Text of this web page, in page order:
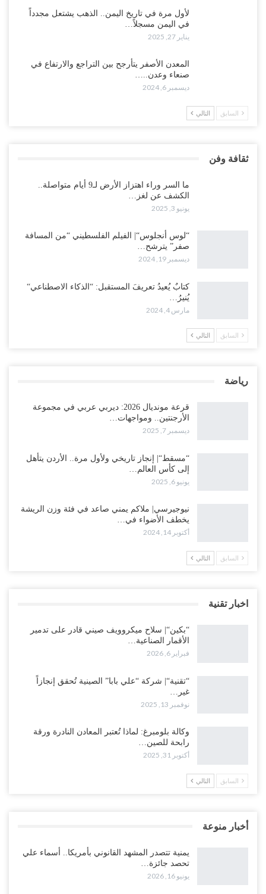
لأول مرة في تاريخ اليمن.. الذهب يشتعل مجدداً
في اليمن مسجلاً…
يناير 27, 2025
المعدن الأصفر يتأرجح بين التراجع والارتفاع في
صنعاء وعدن..…
ديسمبر 6, 2024
السابق التالي
ثقافة وفن
ما السر وراء اهتزاز الأرض لـ9 أيام متواصلة..
الكشف عن لغز…
يونيو 3, 2025
“لوس أنجلوس“| الفيلم الفلسطيني “من المسافة
صفر” يترشح…
ديسمبر 19, 2024
كتابٌ يُعيدُ تعريفَ المستقبل: “الذكاء الاصطناعي“
يُنيرُ…
مارس 4, 2024
السابق التالي
رياضة
قرعة مونديال 2026: ديربي عربي في مجموعة
الأرجنتين.. ومواجهات…
ديسمبر 7, 2025
“مسقط“| إنجاز تاريخي ولأول مرة.. الأردن يتأهل
إلى كأس العالم…
يونيو 6, 2025
نيوجيرسي| ملاكم يمني صاعد في فئة وزن الريشة
يخطف الأضواء في…
أكتوبر 14, 2024
السابق التالي
اخبار تقنية
“بكين“| سلاح ميكروويف صيني قادر على تدمير
الأقمار الصناعية…
فبراير 6, 2026
“تقنية“| شركة “علي بابا” الصينية تُحقق إنجازاً
غير…
نوفمبر 13, 2025
وكالة بلومبرغ: لماذا تُعتبر المعادن النادرة ورقة
رابحة للصين…
أكتوبر 31, 2025
السابق التالي
أخبار منوعة
يمنية تتصدر المشهد القانوني بأمريكا.. أسماء علي
تحصد جائزة…
يونيو 16, 2026